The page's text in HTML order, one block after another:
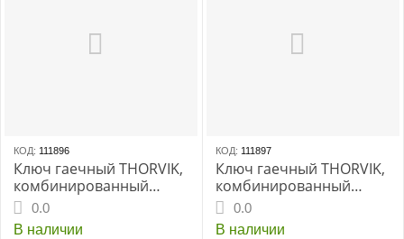
КОД: 111896
Ключ гаечный THORVIK,
комбинированный
трещоточный с
реверсом 16 мм
0.0
В наличии
КОД: 111897
Ключ гаечный THORVIK,
комбинированный
трещоточный с
реверсом 17 мм
0.0
В наличии